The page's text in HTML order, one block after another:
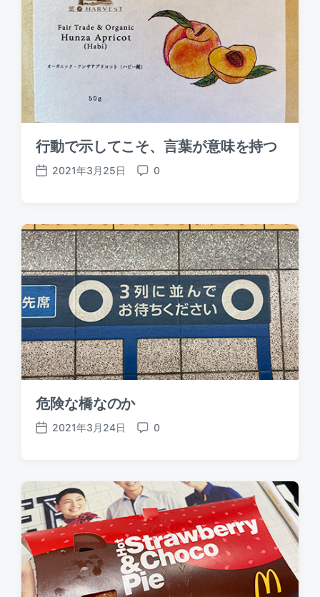
行動で示してこそ、言葉が意味を持つ
P
t
d
a
t
e
2021年3月25日
C
m
e
n
t
s
0
危険な橋なのか
P
t
d
a
t
e
2021年3月24日
C
m
e
n
s
0